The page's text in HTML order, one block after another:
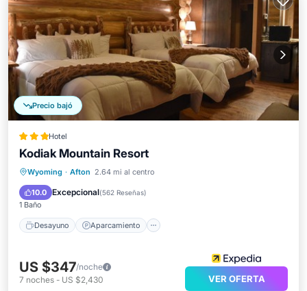
Precio bajó
Hotel
Kodiak Mountain Resort
Wyoming · Afton 2.64 mi al centro
10.0 Excepcional(562 Reseñas)
1 Baño
Desayuno Aparcamiento
Desayuno Aparcamiento
Balcón/Terraza
US $347/noche
7 noches - US $2,430 VER OFERTA